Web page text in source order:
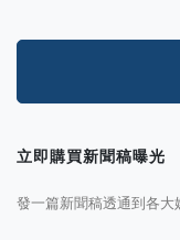
立即購買新聞稿曝光
發一篇新聞稿透通到各大